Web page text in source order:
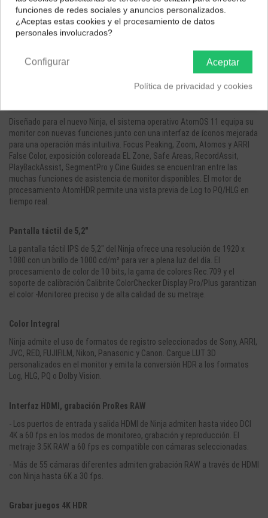
grabación RAW, el monitor de grabación Atomos Ninja 5.2" 4K HDMI es un
monitor y grabador en la cámara de 5.2" ideal para usar en su próximo set.
Este monitor es compatible con imágenes DCI 4K HDMI e incluso puede
grabar ProRes RAW hasta 6K con cámaras compatibles. El Ninja conserva
el mismo factor de forma que sus predecesores para ser compatible con
la mayoría de los accesorios de monitor Atomos para una fácil
Diseñado para el nuevo Ninja, el sistema operativo AtomOS 11 equipa su
monitor con nuevas funciones junto con una interfaz de íconos mejorada
para una operación más intuitiva. Focus Peaking, Zoom, Atomos y ARRI
False Color, exposición coloreada EL Zone, Safe Areas, RecordAssit,
PlayBackAssist, SegmentPro y Cine Guides se encuentran entre las
muchas funciones de asistencia de monitor disponibles. El motor de
procesamiento AtomHDR permite una vista previa de Log to PQ/HLG en
tiempo real.
Pantalla táctil de 5,2"
La pantalla táctil IPS de 5,2" del Ninja ofrece una resolución de 1920 x
1080 con un brillo de 1000 cd/m² para ver a plena luz del día. El
procesamiento de color de 10 bits, la gama de colores Rec.709 y el
soporte de calibración Calibrite ColorChecker Display Pro/Plus garantizan
el color -Monitoreo preciso y de alta calidad de su metraje.
Color Integral
Ninja admite el uso de formatos de registro seleccionados de Sony, ARRI,
JVC, RED, FUJIFILM, Nikon, Panasonic y Canon. Cargue LUT 3D
personalizados en el monitor y emita la conversión HDR a los formatos
Log, HLG, PQ o Dolby Vision.
Interfaz HDMI, grabación ProRes RAW
- Los puertos de entrada y salida HDMI de Ninja admiten hasta video DCI
4K a 60 fps en los modos de monitoreo, grabación y reproducción. El
metraje 3.5K RAW a 60 fps es compatible con cámaras seleccionadas.
- Más de 55 cámaras diferentes admiten grabación RAW a través de HDMI
con Ninja hasta 6K a 30 fps.
Grabar juegos 4K HDR
Selecciona tu ubicación para mostrarte los precios e
impuestos correctos para tu región.
funciones de redes sociales y anuncios personalizados.
¿Aceptas estas cookies y el procesamiento de datos
personales involucrados?
Aceptar
Configurar
Política de privacidad y cookies